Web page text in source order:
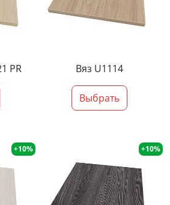
PR Вяз U1114
Выбрать
+10% +10%